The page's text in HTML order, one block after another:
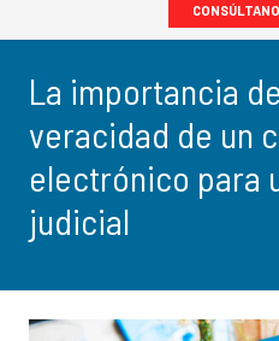
La importancia
veracidad de un
electrónico para
judicial